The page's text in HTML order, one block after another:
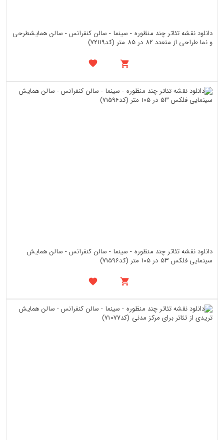
دانلود نقشه تئاتر چند منظوره - سینما - سالن کنفرانس - سالن همایشطرحی
و نما طراحی از متعدد 82 در 85 متر (کد72119)
دانلود نقشه تئاتر چند منظوره - سینما - سالن کنفرانس - سالن همایش
سینمایی فلکس 53 در 105 متر (کد71596)